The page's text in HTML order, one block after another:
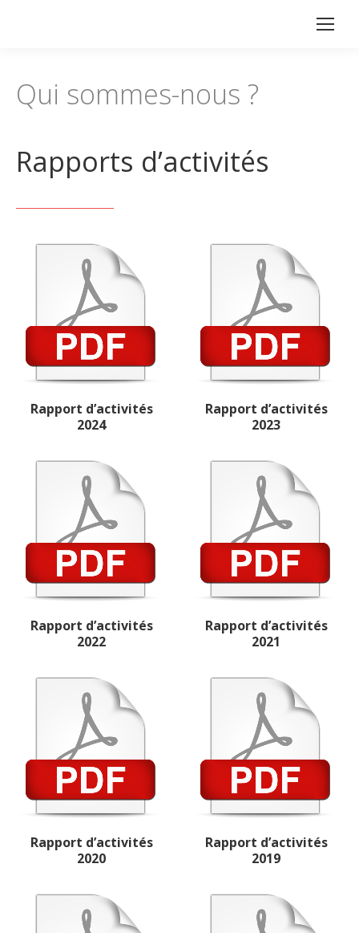
Qui sommes-nous ?
Rapports d’activités
Rapport d’activités
2024
Rapport d’activités
2023
Rapport d’activités
2022
Rapport d’activités
2021
Rapport d’activités
2020
Rapport d’activités
2019